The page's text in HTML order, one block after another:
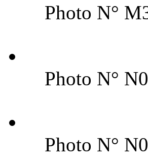
Photo N°
Photo N°
Photo N°